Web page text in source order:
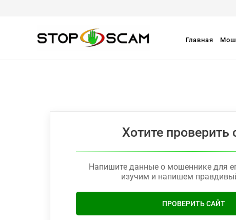
Главная
Хотите проверить
Напишите данные о мошеннике для
изучим и напишем
ПРОВЕРИТЬ САЙТ